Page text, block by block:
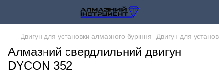
Двигун для установки алмазного буріння Двигун для
Алмазний свердлильний двигун
DYCON 352